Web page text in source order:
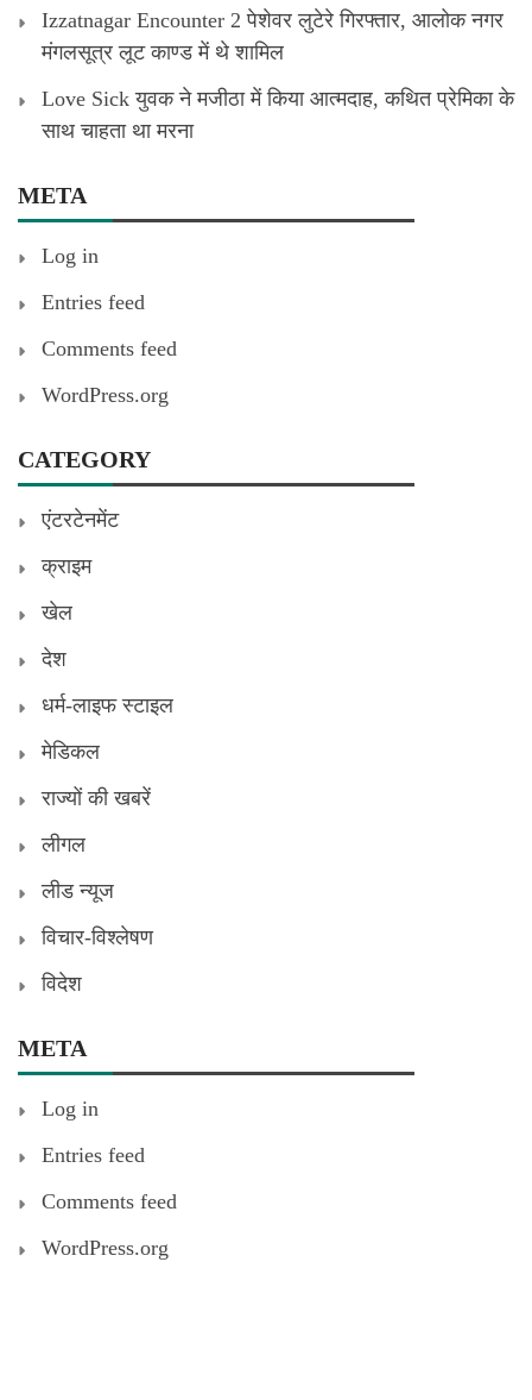
Izzatnagar Encounter 2 पेशेवर लुटेरे गिरफ्तार, आलोक नगर
मंगलसूत्र लूट काण्‍ड में थे शामिल
Love Sick युवक ने मजीठा में किया आत्मदाह, कथित प्रेमिका के
साथ चाहता था मरना
META
Log in
Entries feed
Comments feed
WordPress.org
CATEGORY
एंटरटेनमेंट
क्राइम
खेल
देश
धर्म-लाइफ स्टाइल
मेडिकल
राज्यों की खबरें
लीगल
लीड न्यूज
विचार-विश्लेषण
विदेश
META
Log in
Entries feed
Comments feed
WordPress.org